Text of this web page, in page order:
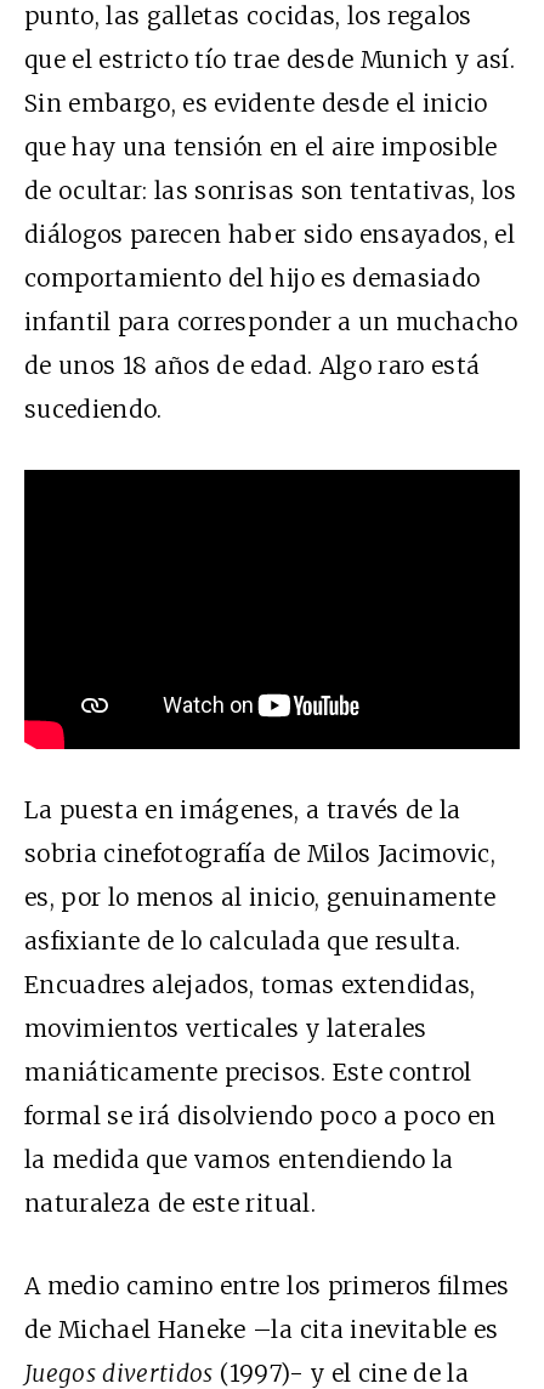
punto, las galletas cocidas, los regalos
que el estricto tío trae desde Munich y así.
Sin embargo, es evidente desde el inicio
que hay una tensión en el aire imposible
de ocultar: las sonrisas son tentativas, los
diálogos parecen haber sido ensayados, el
comportamiento del hijo es demasiado
infantil para corresponder a un muchacho
de unos 18 años de edad. Algo raro está
sucediendo.
La puesta en imágenes, a través de la
sobria cinefotografía de Milos Jacimovic,
es, por lo menos al inicio, genuinamente
asfixiante de lo calculada que resulta.
Encuadres alejados, tomas extendidas,
movimientos verticales y laterales
maniáticamente precisos. Este control
formal se irá disolviendo poco a poco en
la medida que vamos entendiendo la
naturaleza de este ritual.
A medio camino entre los primeros filmes
de Michael Haneke –la cita inevitable es
Juegos divertidos (1997)- y el cine de la